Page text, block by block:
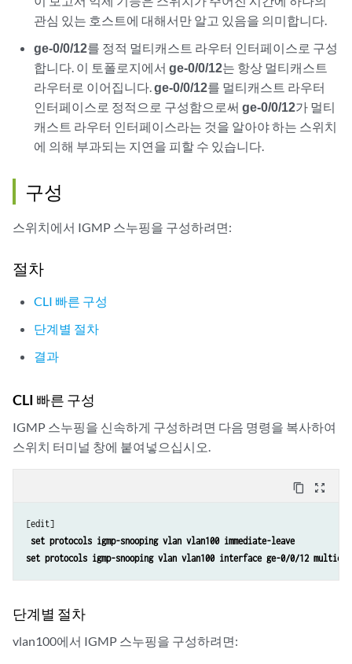
관심 있는 호스트에 대해서만 알고 있음을 의미합니다.
ge-0/0/12를 정적 멀티캐스트 라우터 인터페이스로 구성
합니다. 이 토폴로지에서ge-0/0/12는 항상 멀티캐스트
라우터로 이어집니다.ge-0/0/12를 멀티캐스트 라우터
인터페이스로 정적으로 구성함으로써ge-0/0/12가 멀티
캐스트 라우터 인터페이스라는 것을 알아야 하는 스위치
에 의해 부과되는 지연을 피할 수 있습니다.
구성
스위치에서 IGMP 스누핑을 구성하려면:
절차
CLI 빠른 구성
단계별 절차
결과
CLI 빠른 구성
IGMP 스누핑을 신속하게 구성하려면 다음 명령을 복사하여
스위치 터미널 창에 붙여넣으십시오.
content_copy zoom_out_map
[edit]
set protocols igmp-snooping vlan vlan100 immediate-leave
set protocols igmp-snooping vlan vlan100 interface ge-0/0/12
단계별 절차
vlan100에서 IGMP 스누핑을 구성하려면: